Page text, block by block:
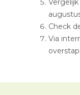
Check
Via